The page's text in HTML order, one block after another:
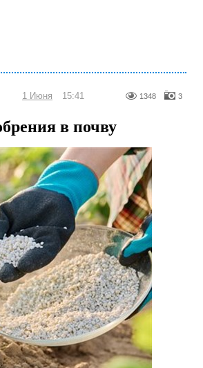
1 Июня 15:41 1348 3
в почву